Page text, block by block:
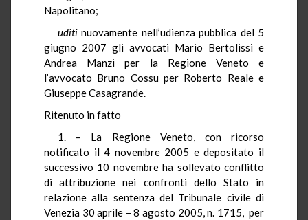
Napolitano;
uditi nuovamente nell’udienza pubblica del 5
giugno 2007 gli avvocati Mario Bertolissi e
Andrea Manzi per la Regione Veneto e
l’avvocato Bruno Cossu per Roberto Reale e
Giuseppe Casagrande.
Ritenuto in fatto
1. – La Regione Veneto, con ricorso
notificato il 4 novembre 2005 e depositato il
successivo 10 novembre ha sollevato conflitto
di attribuzione nei confronti dello Stato in
relazione alla sentenza del Tribunale civile di
Venezia 30 aprile – 8 agosto 2005, n. 1715, per